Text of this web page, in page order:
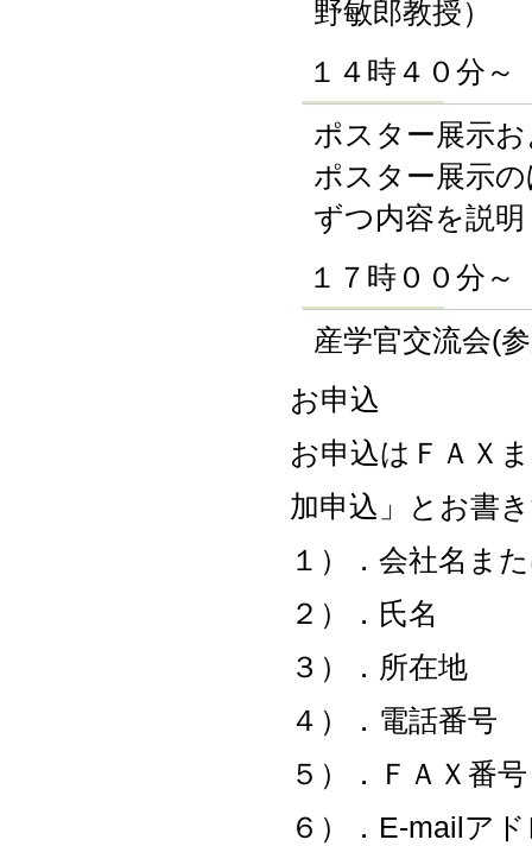
野敏郎教授）
１４時４０分～
ポスター展示
ポスター展示
ずつ内容を説明
１７時００分～
産学官交流会(
お申込
お申込はＦＡＸ
加申込」
とお書
１）．会社名ま
２）．氏名
３）．所在地
４）．電話番号
５）．ＦＡＸ番号
６）．E-mailア